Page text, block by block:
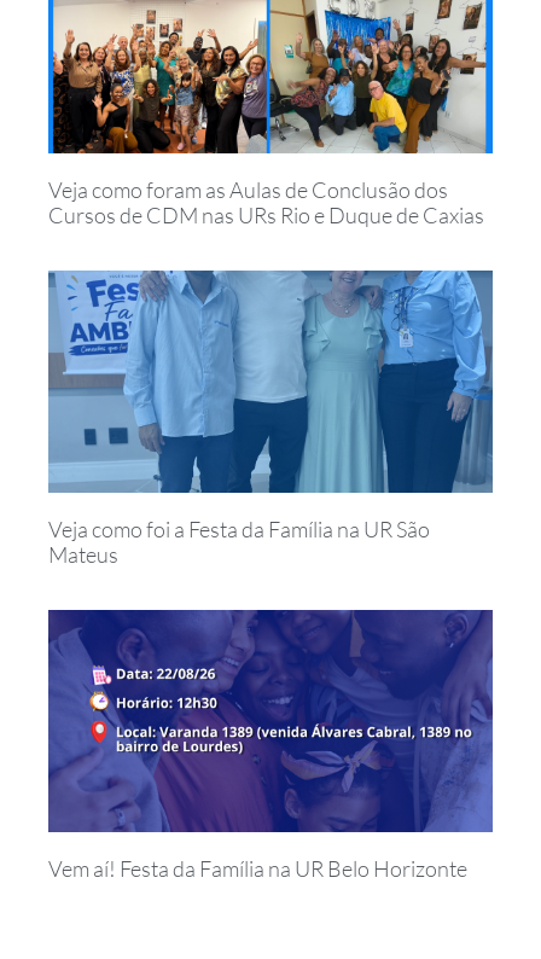
Veja como foram as Aulas de Conclusão dos
Cursos de CDM nas URs Rio e Duque de Caxias
Veja como foi a Festa da Família na UR São
Mateus
Vem aí! Festa da Família na UR Belo Horizonte